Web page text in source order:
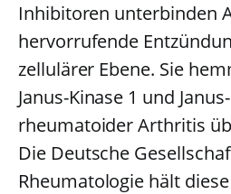
Inhibitoren unterbinden
hervorrufende
zellulärer Ebene. Sie
Janus-Kinase 1 und
rheumatoider Arthritis
Die Deutsche
Rheumatologie hält